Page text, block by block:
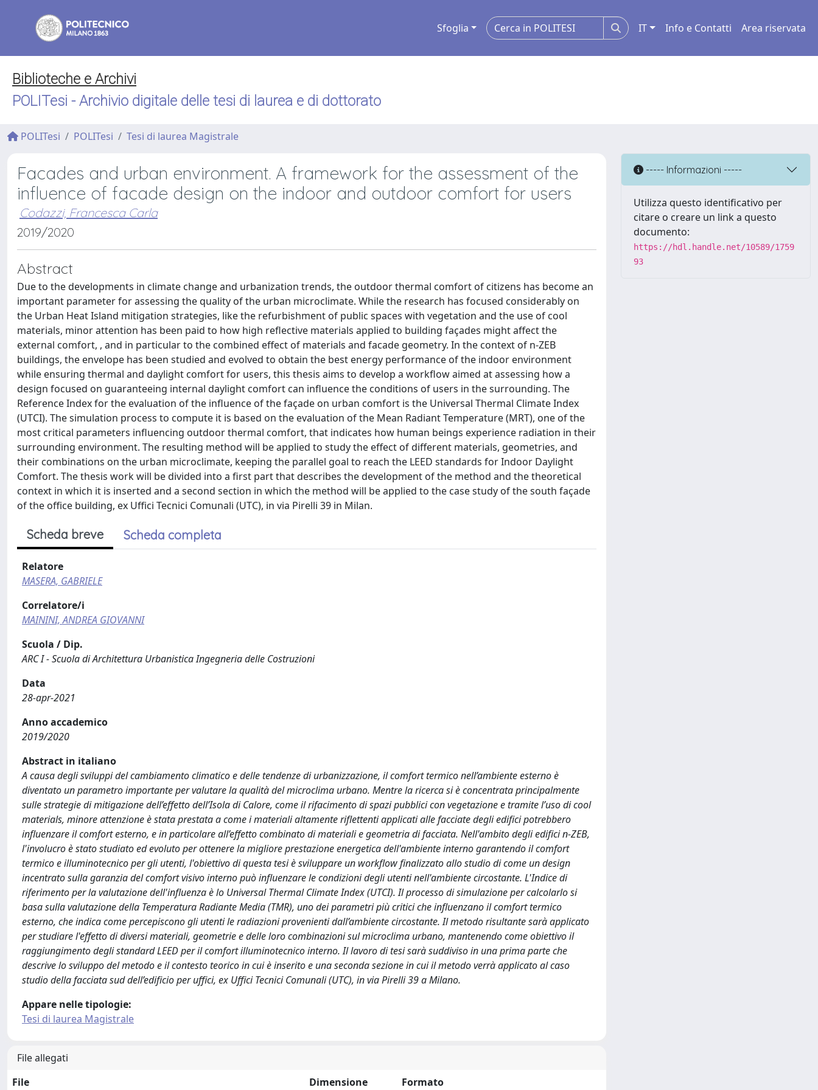
Sfoglia IT Info e Contatti Area riservata
Biblioteche e Archivi
POLITesi - Archivio digitale delle tesi di laurea e di dottorato
POLITesi POLITesi Tesi di laurea Magistrale
Facades and urban environment. A framework for the assessment of the
influence of facade design on the indoor and outdoor comfort for users
Codazzi, Francesca Carla
2019/2020
Abstract
Due to the developments in climate change and urbanization trends, the outdoor thermal comfort of citizens has become an
important parameter for assessing the quality of the urban microclimate. While the research has focused considerably on
the Urban Heat Island mitigation strategies, like the refurbishment of public spaces with vegetation and the use of cool
materials, minor attention has been paid to how high reflective materials applied to building façades might affect the
external comfort, , and in particular to the combined effect of materials and facade geometry. In the context of n-ZEB
buildings, the envelope has been studied and evolved to obtain the best energy performance of the indoor environment
while ensuring thermal and daylight comfort for users, this thesis aims to develop a workflow aimed at assessing how a
design focused on guaranteeing internal daylight comfort can influence the conditions of users in the surrounding. The
Reference Index for the evaluation of the influence of the façade on urban comfort is the Universal Thermal Climate Index
(UTCI). The simulation process to compute it is based on the evaluation of the Mean Radiant Temperature (MRT), one of the
most critical parameters influencing outdoor thermal comfort, that indicates how human beings experience radiation in their
surrounding environment. The resulting method will be applied to study the effect of different materials, geometries, and
their combinations on the urban microclimate, keeping the parallel goal to reach the LEED standards for Indoor Daylight
Comfort. The thesis work will be divided into a first part that describes the development of the method and the theoretical
context in which it is inserted and a second section in which the method will be applied to the case study of the south façade
of the office building, ex Uffici Tecnici Comunali (UTC), in via Pirelli 39 in Milan.
Scheda breve Scheda completa
Relatore
MASERA, GABRIELE
Correlatore/i
MAININI, ANDREA GIOVANNI
Scuola / Dip.
ARC I - Scuola di Architettura Urbanistica Ingegneria delle Costruzioni
Data
28-apr-2021
Anno accademico
2019/2020
Abstract in italiano
A causa degli sviluppi del cambiamento climatico e delle tendenze di urbanizzazione, il comfort termico nell’ambiente esterno è
diventato un parametro importante per valutare la qualità del microclima urbano. Mentre la ricerca si è concentrata principalmente
sulle strategie di mitigazione dell’effetto dell’Isola di Calore, come il rifacimento di spazi pubblici con vegetazione e tramite l’uso di cool
materials, minore attenzione è stata prestata a come i materiali altamente riflettenti applicati alle facciate degli edifici potrebbero
influenzare il comfort esterno, e in particolare all’effetto combinato di materiali e geometria di facciata. Nell'ambito degli edifici n-ZEB,
l'involucro è stato studiato ed evoluto per ottenere la migliore prestazione energetica dell'ambiente interno garantendo il comfort
termico e illuminotecnico per gli utenti, l'obiettivo di questa tesi è sviluppare un workflow finalizzato allo studio di come un design
incentrato sulla garanzia del comfort visivo interno può influenzare le condizioni degli utenti nell'ambiente circostante. L'Indice di
riferimento per la valutazione dell'influenza è lo Universal Thermal Climate Index (UTCI). Il processo di simulazione per calcolarlo si
basa sulla valutazione della Temperatura Radiante Media (TMR), uno dei parametri più critici che influenzano il comfort termico
esterno, che indica come percepiscono gli utenti le radiazioni provenienti dall’ambiente circostante. Il metodo risultante sarà applicato
per studiare l'effetto di diversi materiali, geometrie e delle loro combinazioni sul microclima urbano, mantenendo come obiettivo il
raggiungimento degli standard LEED per il comfort illuminotecnico interno. Il lavoro di tesi sarà suddiviso in una prima parte che
descrive lo sviluppo del metodo e il contesto teorico in cui è inserito e una seconda sezione in cui il metodo verrà applicato al caso
studio della facciata sud dell’edificio per uffici, ex Uffici Tecnici Comunali (UTC), in via Pirelli 39 a Milano.
Appare nelle tipologie:
Tesi di laurea Magistrale
File allegati
File
Dimensione Formato
----- Informazioni -----
Utilizza questo identificativo per
citare o creare un link a questo
documento:
https://hdl.handle.net/10589/1759
93